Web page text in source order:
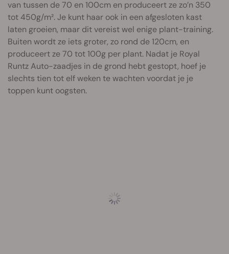
van tussen de 70 en 100cm en produceert ze zo’n 350
tot 450g/m². Je kunt haar ook in een afgesloten kast
laten groeien, maar dit vereist wel enige plant-training.
Buiten wordt ze iets groter, zo rond de 120cm, en
produceert ze 70 tot 100g per plant. Nadat je Royal
Runtz Auto-zaadjes in de grond hebt gestopt, hoef je
slechts tien tot elf weken te wachten voordat je je
toppen kunt oogsten.